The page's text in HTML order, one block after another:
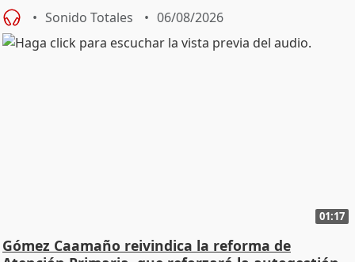
Sonido Totales 06/08/2026
01:17
Gómez Caamaño reivindica la reforma de